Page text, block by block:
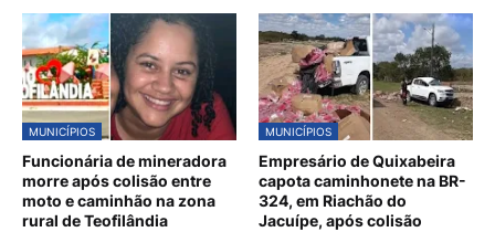
MUNICÍPIOS
Funcionária de mineradora
morre após colisão entre
moto e caminhão na zona
rural de Teofilândia
MUNICÍPIOS
Empresário de Quixabeira
capota caminhonete na BR-
324, em Riachão do
Jacuípe, após colisão